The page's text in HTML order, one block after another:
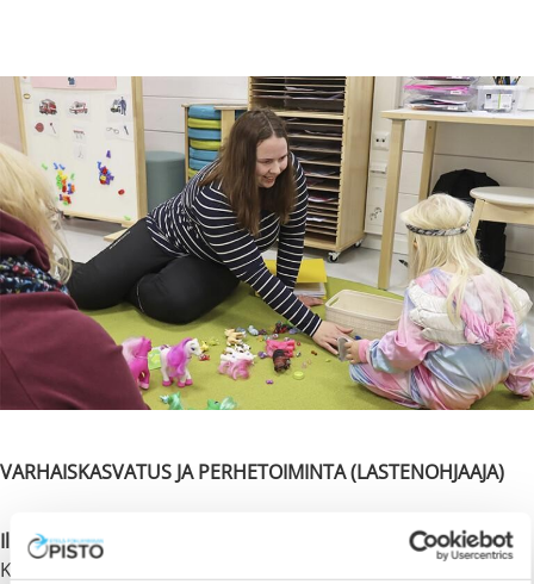
VARHAISKASVATUS JA PERHETOIMINTA (LASTENOHJAAJA)
Ilmajoki/ Kauhajoki
(Toteutus syksyllä 2026 alkaen myös
Kauhajoen kampuksella!)